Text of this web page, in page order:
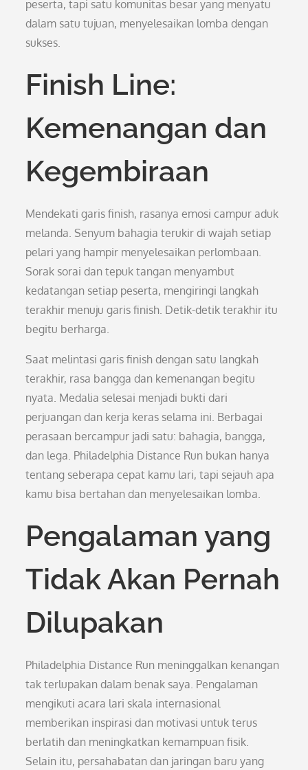
peserta, tapi satu komunitas besar yang menyatu
dalam satu tujuan, menyelesaikan lomba dengan
sukses.
Finish Line:
Kemenangan dan
Kegembiraan
Mendekati garis finish, rasanya emosi campur aduk
melanda. Senyum bahagia terukir di wajah setiap
pelari yang hampir menyelesaikan perlombaan.
Sorak sorai dan tepuk tangan menyambut
kedatangan setiap peserta, mengiringi langkah
terakhir menuju garis finish. Detik-detik terakhir itu
begitu berharga.
Saat melintasi garis finish dengan satu langkah
terakhir, rasa bangga dan kemenangan begitu
nyata. Medalia selesai menjadi bukti dari
perjuangan dan kerja keras selama ini. Berbagai
perasaan bercampur jadi satu: bahagia, bangga,
dan lega. Philadelphia Distance Run bukan hanya
tentang seberapa cepat kamu lari, tapi sejauh apa
kamu bisa bertahan dan menyelesaikan lomba.
Pengalaman yang
Tidak Akan Pernah
Dilupakan
Philadelphia Distance Run meninggalkan kenangan
tak terlupakan dalam benak saya. Pengalaman
mengikuti acara lari skala internasional
memberikan inspirasi dan motivasi untuk terus
berlatih dan meningkatkan kemampuan fisik.
Selain itu, persahabatan dan jaringan baru yang